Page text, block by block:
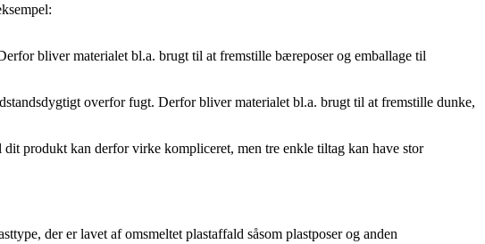
bliver materialet bl.a. brugt til at fremstille bæreposer og emballage til
overfor fugt. Derfor bliver materialet bl.a. brugt til at fremstille dunke,
produkt kan derfor virke kompliceret, men tre enkle tiltag kan have stor
der er lavet af omsmeltet plastaffald såsom plastposer og anden